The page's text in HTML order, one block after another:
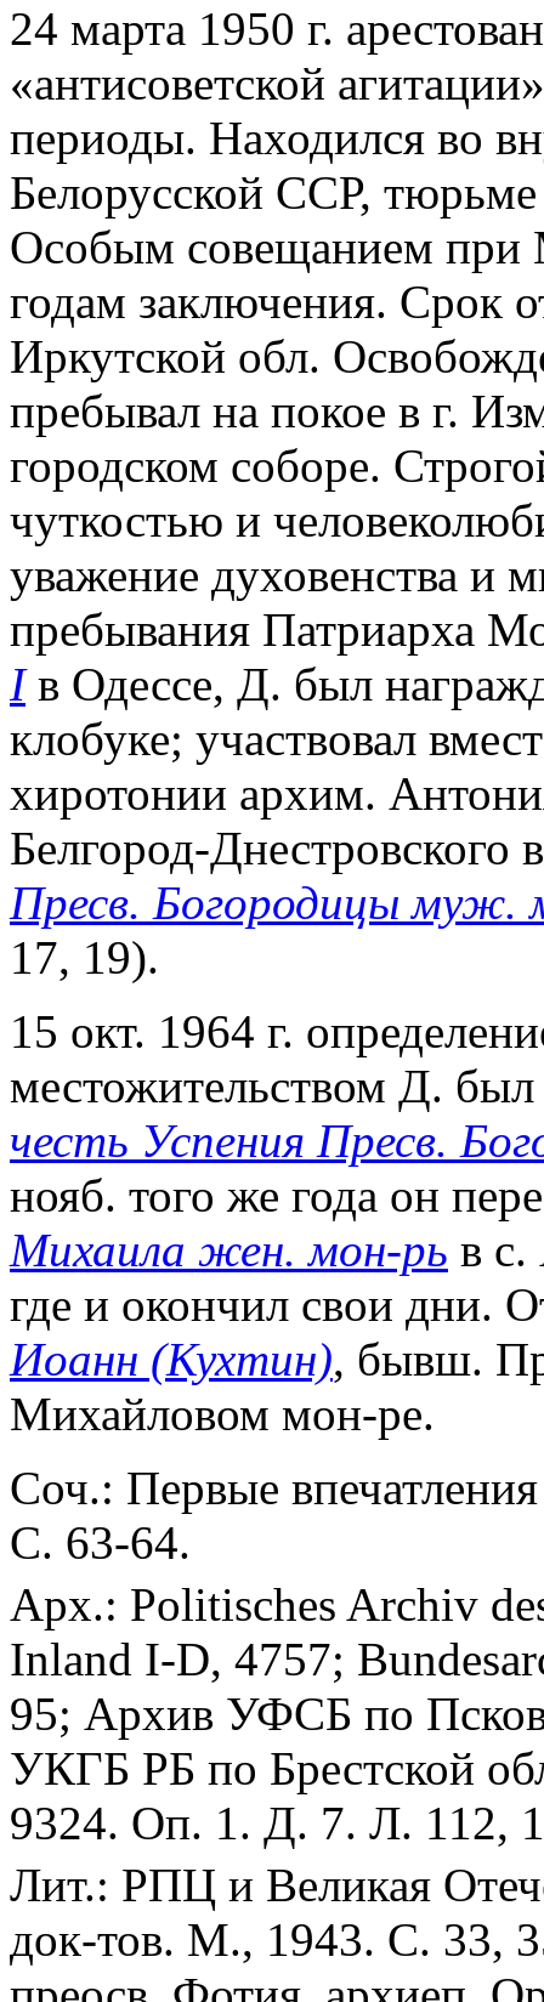
24 марта 1950 г.
«антисоветской
периоды. Находился во
Белорусской ССР,
Особым совещанием
годам заключения. Срок
Иркутской обл.
пребывал на покое в г.
городском соборе.
чуткостью и
уважение духовенства и
пребывания Патриарха
Iв Одессе, Д. был
клобуке; участвовал
хиротонии архим.
Белгород-Днестровского
Пресв. Богородицы муж.
17, 19).
15 окт. 1964 г.
местожительством Д.
честь Успения Пресв.
нояб. того же года он
Михаила жен. мон-рь в с.
где и окончил свои дни.
Иоанн (Кухтин), бывш.
Михайловом мон-ре.
Соч.: Первые
С. 63-64.
Арх.: Politisches Archiv
Inland I-D, 4757;
95; Архив УФСБ по
УКГБ РБ по Брестской
9324. Оп. 1. Д. 7. Л. 112,
Лит.: РПЦ и Великая
док-тов. М., 1943. С. 33,